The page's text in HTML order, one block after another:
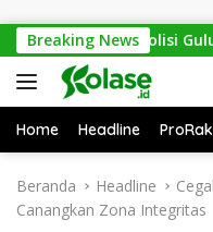
Breaking News
Sesat, Polisi Gulung
Home Headline
Beranda Headline
Canangkan Zona Integritas